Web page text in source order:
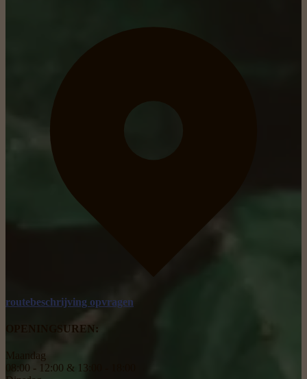
routebeschrijving opvragen
OPENINGSUREN:
Maandag
08:00 - 12:00 & 13:00 - 18:00